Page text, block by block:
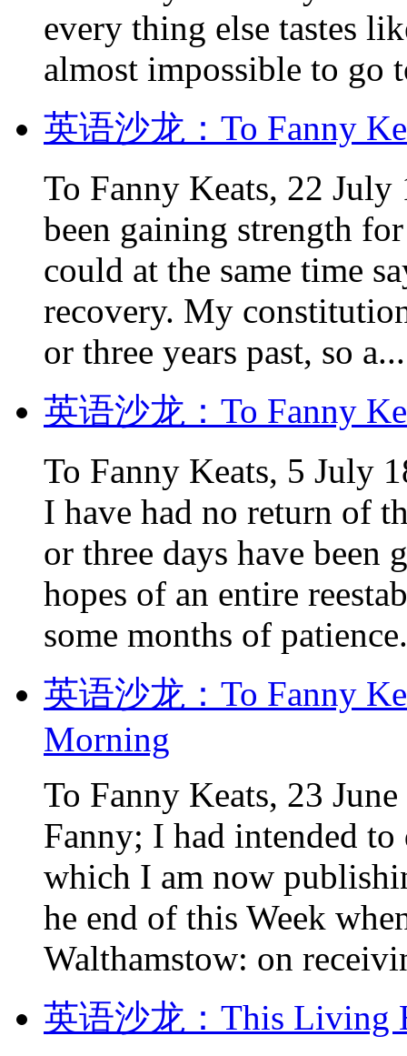
every thing else tastes
almost impossible to go
英语沙龙：To Fanny
To Fanny Keats, 22
been gaining strength
could at the same time
recovery. My
or three years past, so a...
英语沙龙：To Fanny
To Fanny Keats, 5 July
I have had no return of
or three days have been
hopes of an entire
some months of
英语沙龙：To Fanny
Morning
To Fanny Keats, 23
Fanny; I had intended
which I am now
he end of this Week
Walthamstow: on
英语沙龙：This Living